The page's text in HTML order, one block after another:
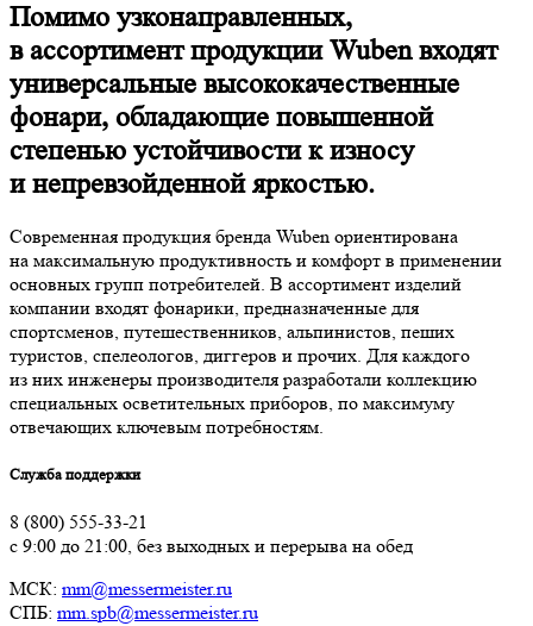
Помимо узконаправленных,
в ассортимент продукции Wuben входят
универсальные высококачественные
фонари, обладающие повышенной
степенью устойчивости к износу
и непревзойденной яркостью.
Современная продукция бренда Wuben ориентирована
на максимальную продуктивность и комфорт в применении
основных групп потребителей. В ассортимент изделий
компании входят фонарики, предназначенные для
спортсменов, путешественников, альпинистов, пеших
туристов, спелеологов, диггеров и прочих. Для каждого
из них инженеры производителя разработали коллекцию
специальных осветительных приборов, по максимуму
отвечающих ключевым потребностям.
Служба поддержки
8 (800) 555-33-21
с 9:00 до 21:00, без выходных и перерыва на обед
МСК: mm@messermeister.ru
СПБ: mm.spb@messermeister.ru